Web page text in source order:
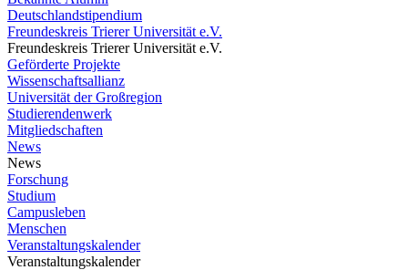
Deutschlandstipendium
Freundeskreis Trierer Universität e.V.
Freundeskreis Trierer Universität e.V.
Geförderte Projekte
Wissenschaftsallianz
Universität der Großregion
Studierendenwerk
Mitgliedschaften
News
News
Forschung
Studium
Campusleben
Menschen
Veranstaltungskalender
Veranstaltungskalender